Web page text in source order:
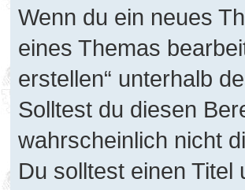
Wenn du ein neues
eines Themas
erstellen“ unterhalb
Solltest du diesen
wahrscheinlich nicht
Du solltest einen